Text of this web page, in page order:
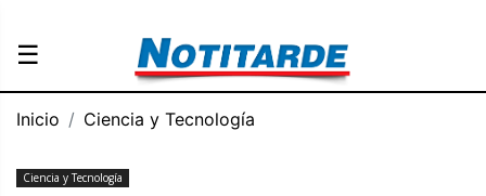
☰
Inicio Ciencia y Tecnología
Ciencia y Tecnología